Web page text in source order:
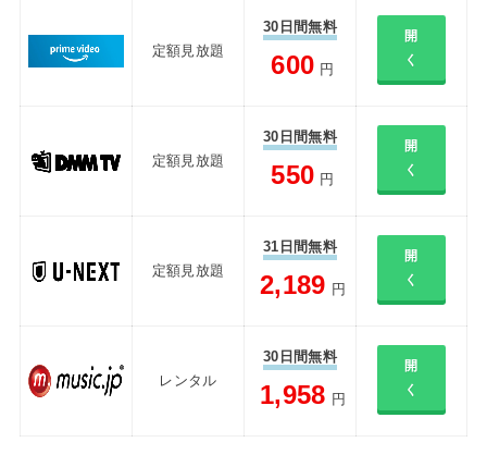
定額見放題
30日間無料
600 円
開
く
定額見放題
30日間無料
550 円
開
く
定額見放題
31日間無料
2,189 円
開
く
レンタル
30日間無料
1,958 円
開
く